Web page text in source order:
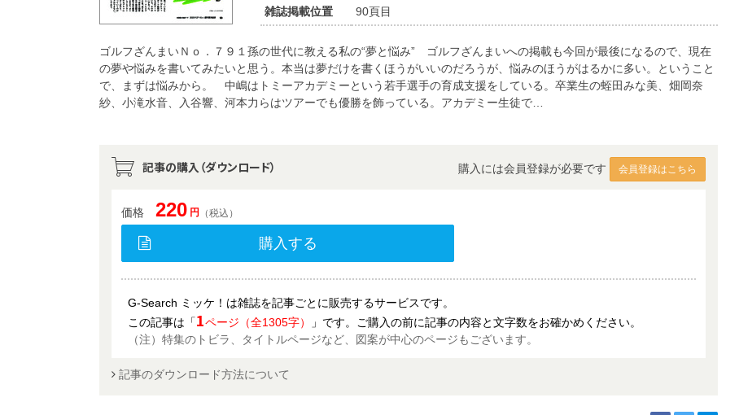
雑誌掲載位置 90頁目
ゴルフざんまいＮｏ．７９１孫の世代に教える私の“夢と悩み” ゴルフざんまいへの掲載も今回が最後になるので、現在
の夢や悩みを書いてみたいと思う。本当は夢だけを書くほうがいいのだろうが、悩みのほうがはるかに多い。ということ
で、まずは悩みから。 中嶋はトミーアカデミーという若手選手の育成支援をしている。卒業生の蛭田みな美、畑岡奈
紗、小滝水音、入谷響、河本力らはツアーでも優勝を飾っている。アカデミー生徒で…
記事の購入（ダウンロード） 購入には会員登録が必要です 会員登録はこちら
価格 220 円 （税込）
購入する
G-Search ミッケ！は雑誌を記事ごとに販売するサービスです。
この記事は「1ページ（全1305字）
」です。ご購入の前に記事の内容と文字数をお確かめください。
（注）特集のトビラ、タイトルページなど、図案が中心のページもございます。
記事のダウンロード方法について